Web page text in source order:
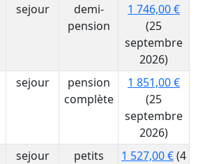
sejour
demi-
pension
1 746,00 €
(25
septembre
2026)
sejour
pension
complète
1 851,00 €
(25
septembre
2026)
sejour
petits
1 527,00 €(4